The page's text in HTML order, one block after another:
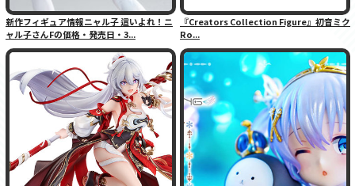
新作フィギュア情報ニャル子 這いよれ！ニ
ャル子さんFの価格・発売日・3...
『Creators Collection Figure』初音ミク
Ro...